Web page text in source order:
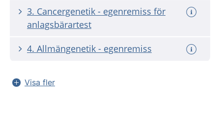
3. Cancergenetik - egenremiss för
anlagsbärartest
4. Allmängenetik - egenremiss
Visa fler